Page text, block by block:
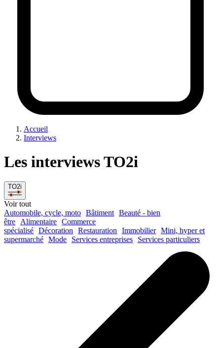
Accueil
Interviews
Les interviews TO2i
TO2i
Voir tout
Automobile, cycle, moto Bâtiment Beauté - bien
être
Alimentaire Commerce
spécialisé Décoration Restauration Immobilier Mini, hyper et
supermarché Mode Services entreprises Services particuliers